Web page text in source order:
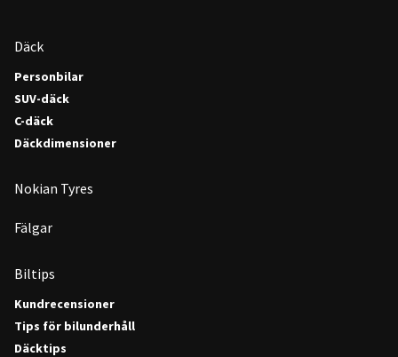
Däck
Personbilar
SUV-däck
C-däck
Däckdimensioner
Nokian Tyres
Fälgar
Biltips
Kundrecensioner
Tips för bilunderhåll
Däcktips